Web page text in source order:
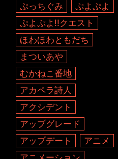
ぷっちぐみ
ぷよぷよ
ぷよぷよ!!クエスト
ほわほわともだち
まついあや
むかねこ番地
アカペラ詩人
アクシデント
アップグレード
アップデート
アニメ